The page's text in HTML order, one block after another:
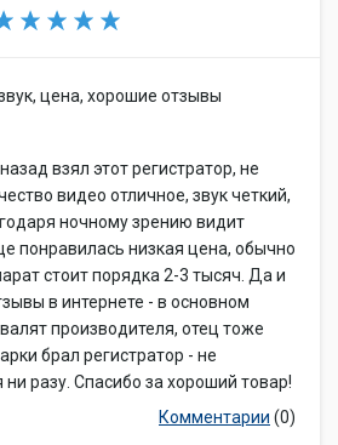
цена, хорошие отзывы
взял этот регистратор, не
видео отличное, звук четкий,
ночному зрению видит
понравилась низкая цена, обычно
стоит порядка 2-3 тысяч. Да и
в интернете - в основном
производителя, отец тоже
брал регистратор - не
разу. Спасибо за хороший товар!
Комментарии (0)